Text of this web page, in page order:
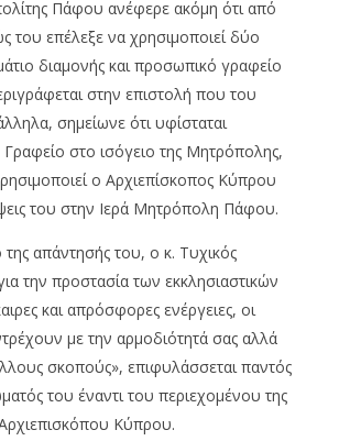
Πάφου ανέφερε ακόμη ότι από
του επέλεξε να χρησιμοποιεί δύο
διαμονής και προσωπικό γραφείο
στην επιστολή που του
σημείωνε ότι υφίσταται
στο ισόγειο της Μητρόπολης,
ο Αρχιεπίσκοπος Κύπρου
του στην Ιερά Μητρόπολη Πάφου.
απάντησής του, ο κ. Τυχικός
την προστασία των εκκλησιαστικών
και απρόσφορες ενέργειες, οι
με την αρμοδιότητά σας αλλά
σκοπούς», επιφυλάσσεται παντός
του έναντι του περιεχομένου της
Κύπρου.